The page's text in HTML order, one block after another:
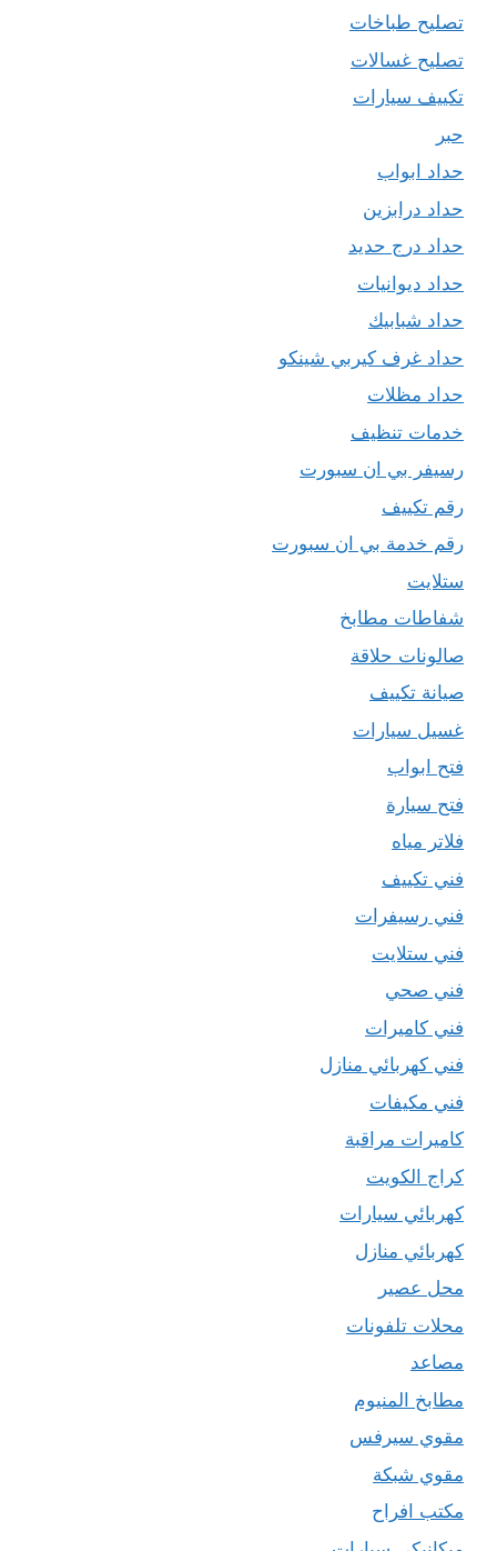
تصليح طباخات
تصليح غسالات
تكييف سيارات
حبر
حداد ابواب
حداد درابزين
حداد درج حديد
حداد ديوانيات
حداد شبابيك
حداد غرف كيربي شينكو
حداد مظلات
خدمات تنظيف
رسيفر بي ان سبورت
رقم تكييف
رقم خدمة بي ان سبورت
ستلايت
شفاطات مطابخ
صالونات حلاقة
صيانة تكييف
غسيل سيارات
فتح ابواب
فتح سيارة
فلاتر مياه
فني تكييف
فني رسيفرات
فني ستلايت
فني صحي
فني كاميرات
فني كهربائي منازل
فني مكيفات
كاميرات مراقبة
كراج الكويت
كهربائي سيارات
كهربائي منازل
محل عصير
محلات تلفونات
مصاعد
مطابخ المنيوم
مقوي سيرفس
مقوي شبكة
مكتب افراح